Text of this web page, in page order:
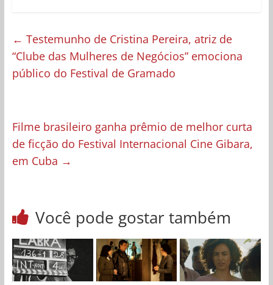
← Testemunho de Cristina Pereira, atriz de
“Clube das Mulheres de Negócios” emociona
público do Festival de Gramado
Filme brasileiro ganha prêmio de melhor curta
de ficção do Festival Internacional Cine Gibara,
em Cuba →
Você pode gostar também